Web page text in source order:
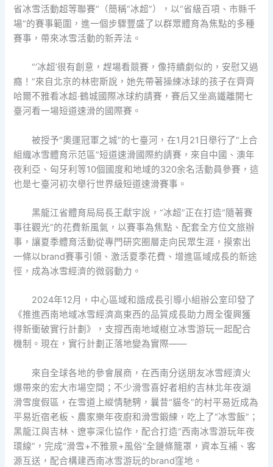
省冰雪活動超等聯賽”（簡稱“冰超”），以“省級百項、市縣千
場”的賽事範圍，進一個步驟豐盛了以群眾體育為焦點的多種
賽事，帶來冰雪活動的新弄法。
“‘冰超’很有創意，趕場看競賽，像持續劇似的，安慰又過
癮！”來自北京的林密斯說，她先帶著操練冰球的孩子在齊齊
哈爾不雅看冰超·鶴城國際冰球約請賽，賽后又坐高鐵離開七
臺河看一場短道速滑的國際賽。
被授予“奧運冠軍之城”的七臺河，在1月21日舉行了“上合
組織冰雪體育示范區”短道速滑國際約請賽，來自中國、澳年
夜利亞、匈牙利等10個國度和地域的320余名活動員參賽，這
也是七臺河初次舉行世界級短道速滑賽事。
黑龍江省體育局局長王獻宇說，“冰超”正在打造“隨著賽
事往觀光”的花費新風氣，以賽事為焦點、配套全方位文旅辦
事，讓夏季體育活動從專門研究圈層走向民眾生涯，摸索出
一條以brand賽事引領、激活夏季花費、增進區域成長的新途
徑，成為冰雪經濟的微弱動力。
2024年12月，中心區域和諧成長引導小組辦公室印發了
《推進西南地域冰雪經濟高東西的品質成長助力周全復興獲
得新衝破實行計劃》，支撐西南地域樹立冰雪游玩一起配合
機制。現在，實行計劃正落地變為實際——
來自全球各地的參會展商，在西南分送朋友冰雪經濟火
爆帶來的宏大市場空間；不少滑雪喜好者相約吉林北年夜湖
滑雪度假區，在雪道上縱情馳騁，曩昔“貓冬”的村平易近成為
平易近宿老板、農家樂年夜廚和滑雪鍛練，吃上了“冰雪飯”；
黑龍江與吉林、遼寧深化協作，配合打造“西南冰雪游玩年夜
環線”，完成“滑雪+不雅景+風俗”全鏈條籠罩，資本互補、客
源互送，配合構建西南冰雪游玩的brand窪地。